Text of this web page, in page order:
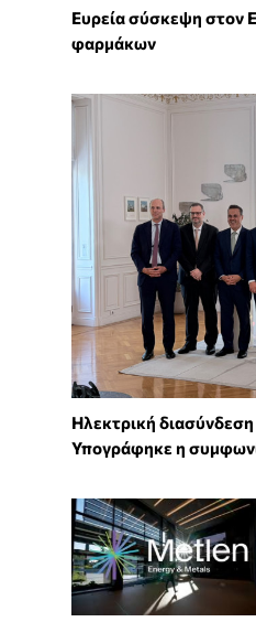
Ευρεία σύσκεψη στον
φαρμάκων
Ηλεκτρική
Υπογράφηκε η